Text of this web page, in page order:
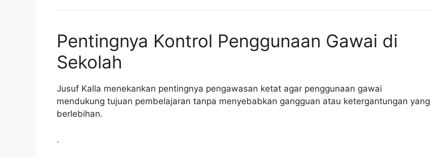
Pentingnya Kontrol Penggunaan Gawai di
Sekolah
Jusuf Kalla menekankan pentingnya pengawasan ketat agar penggunaan gawai
mendukung tujuan pembelajaran tanpa menyebabkan gangguan atau ketergantungan yang
berlebihan.
.